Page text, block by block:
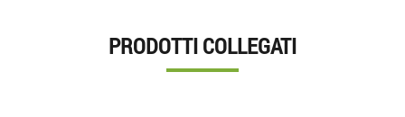
PRODOTTI COLLEGATI